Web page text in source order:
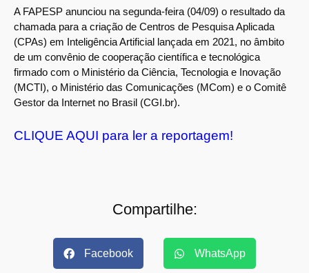
A FAPESP anunciou na segunda-feira (04/09) o resultado da
chamada para a criação de Centros de Pesquisa Aplicada
(CPAs) em Inteligência Artificial lançada em 2021, no âmbito
de um convênio de cooperação científica e tecnológica
firmado com o Ministério da Ciência, Tecnologia e Inovação
(MCTI), o Ministério das Comunicações (MCom) e o Comitê
Gestor da Internet no Brasil (CGI.br).
CLIQUE AQUI para ler a reportagem!
Compartilhe:
Facebook WhatsApp